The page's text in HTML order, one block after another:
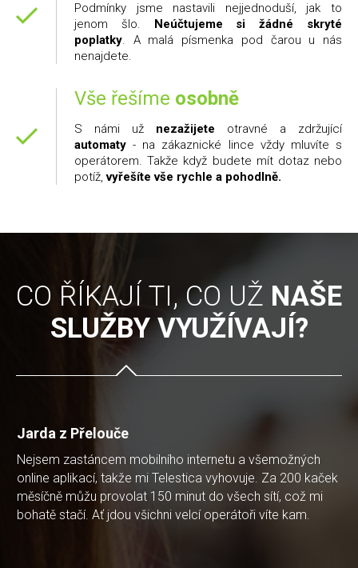
Podmínky jsme nastavili nejjednoduší, jak to
jenom šlo. Neúčtujeme si žádné skryté
poplatky. A malá písmenka pod čarou u nás
nenajdete.
Vše řešíme osobně
S námi už nezažijete otravné a zdržující
automaty - na zákaznické lince vždy mluvíte s
operátorem. Takže když budete mít dotaz nebo
potíž,vyřešíte vše rychle a pohodlně.
CO ŘÍKAJÍ TI, CO UŽ NAŠE
SLUŽBY VYUŽÍVAJÍ?
Jarda z Přelouče
Nejsem zastáncem mobilního internetu a všemožných
online aplikací, takže mi Telestica vyhovuje. Za 200 kaček
měsíčně můžu provolat 150 minut do všech sítí, což mi
bohatě stačí. Ať jdou všichni velcí operátoři víte kam.